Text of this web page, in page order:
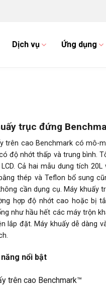
Dịch vụ Ứng dụng
trục đứng
trên cao Benchmark có mô-
độ nhớt thấp và trung bình.
Cả hai mẫu dung tích
thép và Teflon bổ sung
cần dụng cụ. Máy
hợp độ nhớt cao hoặc bị
như hầu hết các máy trộn
lắp đặt. Máy khuấy dễ dàng
nổi bật
trên cao Benchmark™